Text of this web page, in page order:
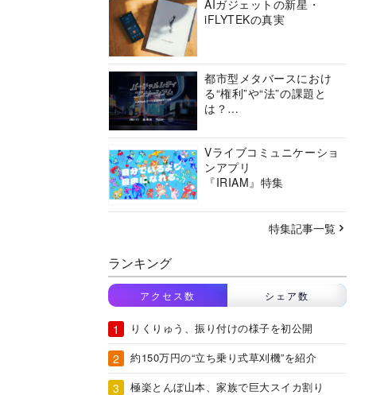
AIガジェットの新星・
iFLYTEKの真実
都市型メタバースにおけ
る“権利”や“法”の課題と
は？
ーシアムの挑戦に迫る
Vライブコミュニケーショ
ンアプリ
『IRIAM』特集
特集記事一覧
ランキング
アクセス数 シェア数
りくりゅう、振り付けの様子を初公開
約150万円の“立ち乗り式草刈機”を紹介
極楽とんぼ山本、家族で巨大スイカ割り